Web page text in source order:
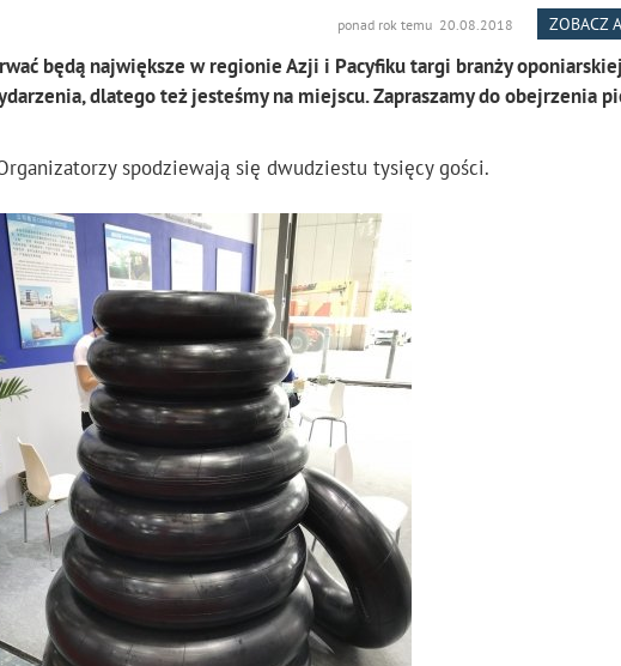
ponad rok temu 20.08.2018 ZOBACZ
będą największe w regionie Azji i Pacyfiku targi branży
dlatego też jesteśmy na miejscu. Zapraszamy do obejrzenia
spodziewają się dwudziestu tysięcy gości.